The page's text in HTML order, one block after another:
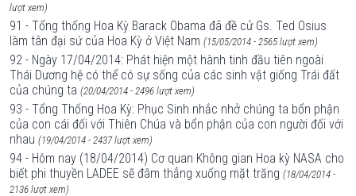
lượt xem)
91 - Tổng thống Hoa Kỳ Barack Obama đã đề cử Gs. Ted Osius
làm tân đại sứ của Hoa Kỳ ở Việt Nam (15/05/2014 - 2565 lượt xem)
92 - Ngày 17/04/2014: Phát hiện một hành tinh đầu tiên ngoài
Thái Dương hệ có thể có sự sống của các sinh vật giống Trái đất
của chúng ta (20/04/2014 - 2496 lượt xem)
93 - Tổng Thống Hoa Kỳ: Phục Sinh nhắc nhở chúng ta bổn phận
của con cái đối với Thiên Chúa và bổn phận của con người đối với
nhau (19/04/2014 - 2437 lượt xem)
94 - Hôm nay (18/04/2014) Cơ quan Không gian Hoa kỳ NASA cho
biết phi thuyền LADEE sẽ đâm thẳng xuống mặt trăng (18/04/2014 -
2136 lượt xem)